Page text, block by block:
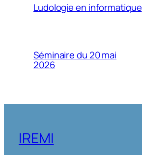
Ludologie en informatique
Séminaire du 20 mai
2026
IREMI